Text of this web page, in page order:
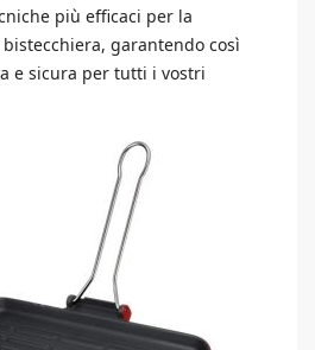
più efficaci per la
garantendo così
e sicura per tutti i vostri